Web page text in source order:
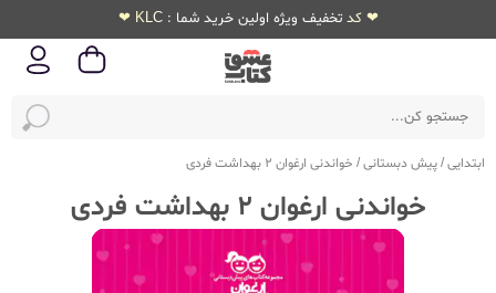
❤ کد تخفیف ویژه اولین خرید شما : KLC ❤
ابتدایی/پیش دبستانی/ خواندنی ارغوان 2 بهداشت فردی
خواندنی ارغوان 2 بهداشت فردی